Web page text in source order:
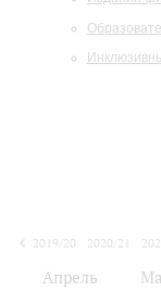
2019/20
2020/21
Апрель